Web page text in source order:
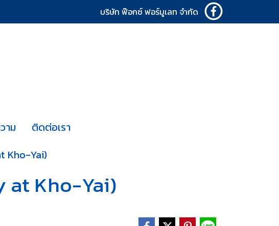
บริษัท ฟ๊อกซ์ ฟอร์มูเลท จำกัด
าม
ติดต่อเรา
Kho-Yai)
at Kho-Yai)